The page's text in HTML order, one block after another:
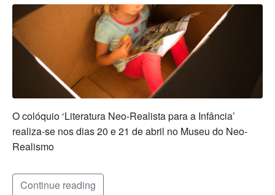
O colóquio ‘Literatura Neo-Realista para a Infância’
realiza-se nos dias 20 e 21 de abril no Museu do Neo-
Realismo
Continue reading